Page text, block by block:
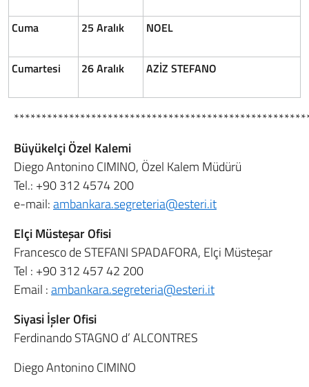
Cuma 25 Aralık NOEL
Cumartesi 26 Aralık AZİZ STEFANO
Büyükelçi Özel Kalemi
Diego Antonino CIMINO, Özel Kalem Müdürü
Tel.: +90 312 4574 200
e-mail:ambankara.segreteria@esteri.it
Elçi Müsteşar Ofisi
Francesco de STEFANI SPADAFORA, Elçi Müsteşar
Tel : +90 312 457 42 200
Email :ambankara.segreteria@esteri.it
Siyasi İşler Ofisi
Ferdinando STAGNO d’ ALCONTRES
Diego Antonino CIMINO